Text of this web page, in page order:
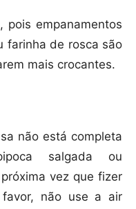
pois empanamentos
farinha de rosca são
mais crocantes.
não está completa
salgada ou
vez que fizer
não use a air